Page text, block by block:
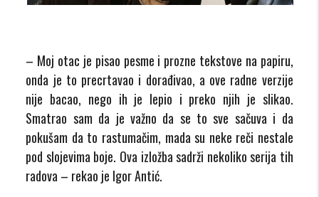
– Moj otac je pisao pesme i prozne tekstove na papiru,
onda je to precrtavao i dorađivao, a ove radne verzije
nije bacao, nego ih je lepio i preko njih je slikao.
Smatrao sam da je važno da se to sve sačuva i da
pokušam da to rastumačim, mada su neke reči nestale
pod slojevima boje. Ova izložba sadrži nekoliko serija tih
radova – rekao je Igor Antić.